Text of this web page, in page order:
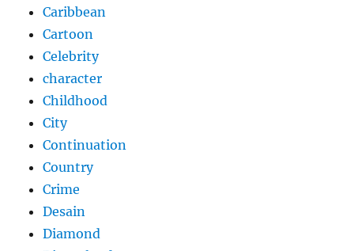
Caribbean
Cartoon
Celebrity
character
Childhood
City
Continuation
Country
Crime
Desain
Diamond